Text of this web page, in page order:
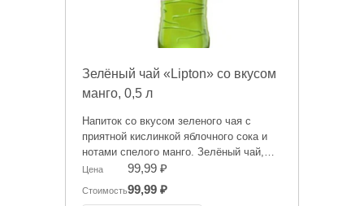
Зелёный чай «Lipton» со вкусом
манго, 0,5 л
Напиток со вкусом зеленого чая с
приятной кислинкой яблочного сока и
нотами спелого манго. Зелёный чай,
поданный в охлажденном виде,
отлично утоляет жажду, заряжает
положительными эмоциями и дарит
Цена 99,99 ₽
Стоимость99,99 ₽